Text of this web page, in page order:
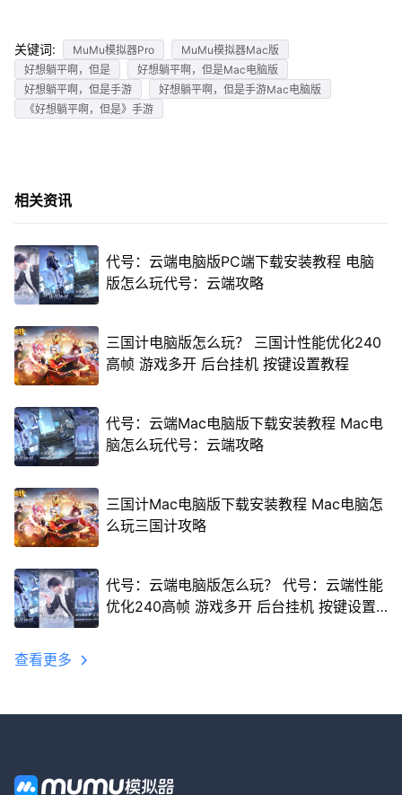
关键词: MuMu模拟器Pro
MuMu模拟器Mac版
好想躺平啊，但是
好想躺平啊，但是Mac电脑版
好想躺平啊，但是手游
好想躺平啊，但是手游Mac电脑版
《好想躺平啊，但是》手游
相关资讯
代号：云端电脑版PC端下载安装教程 电脑
版怎么玩代号：云端攻略
三国计电脑版怎么玩？ 三国计性能优化240
高帧 游戏多开 后台挂机 按键设置教程
代号：云端Mac电脑版下载安装教程 Mac电
脑怎么玩代号：云端攻略
三国计Mac电脑版下载安装教程 Mac电脑怎
么玩三国计攻略
代号：云端电脑版怎么玩？ 代号：云端性能
优化240高帧 游戏多开 后台挂机 按键设置
查看更多